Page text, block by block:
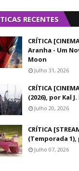
em 1951, e foi
Lobato.
coluna social e até
e Êxtase.
com pimenta, Alma
a adaptação
já
Entre as obras
Tartarugas – A
as obras juvenis
palavra não dita.
Verne, e Os
RECENTES
CRÍTICA
Aranha - Um
Moon
Julho 31, 2026
CRÍTICA
(2026), por Kal
Julho 20, 2026
CRÍTICA
(Temporada 1),
Julho 07, 2026